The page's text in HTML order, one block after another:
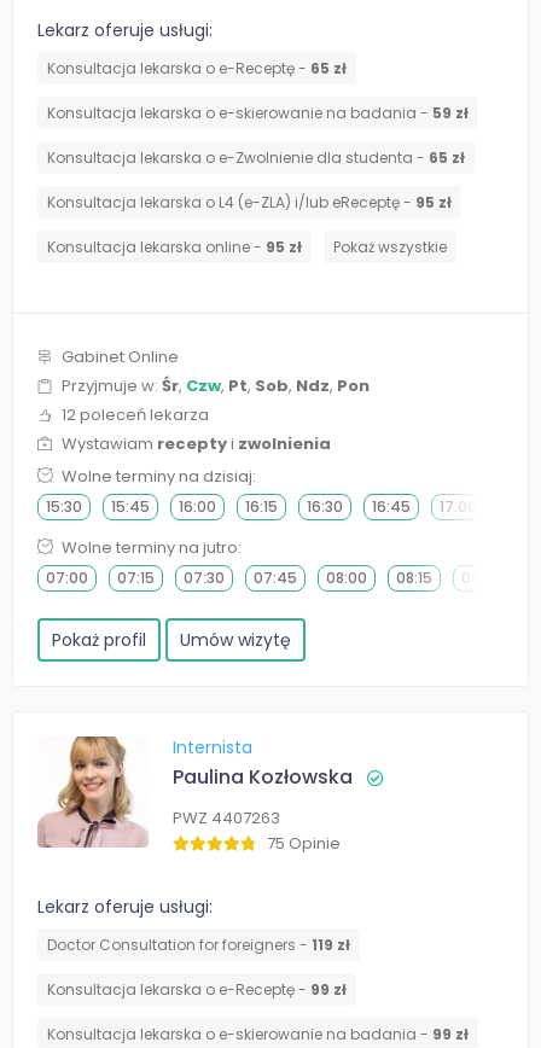
Lekarz oferuje usługi:
Konsultacja lekarska o e-Receptę - 65 zł
Konsultacja lekarska o e-skierowanie na badania - 59 zł
Konsultacja lekarska o e-Zwolnienie dla studenta - 65 zł
Konsultacja lekarska o L4 (e-ZLA) i/lub eReceptę - 95 zł
Konsultacja lekarska online - 95 zł Pokaż wszystkie
Gabinet Online
Przyjmuje w: Śr, Czw, Pt, Sob, Ndz, Pon
12 poleceń lekarza
Wystawiam receptyi zwolnienia
Wolne terminy na dzisiaj:
15:30 15:45 16:00 16:15 16:30 16:45 17:00
Wolne terminy na jutro:
07:00 07:15 07:30 07:45 08:00 08:15 08:30
Pokaż profil Umów wizytę
Internista
Paulina Kozłowska
PWZ 4407263
75 Opinie
Lekarz oferuje usługi:
Doctor Consultation for foreigners - 119 zł
Konsultacja lekarska o e-Receptę - 99 zł
Konsultacja lekarska o e-skierowanie na badania - 99 zł